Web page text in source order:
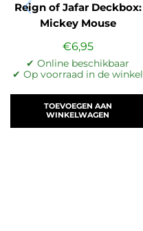
Reign of Jafar Deckbox:
Mickey Mouse
€6,95
✔ Online beschikbaar
✔ Op voorraad in de winkel
TOEVOEGEN AAN
WINKELWAGEN